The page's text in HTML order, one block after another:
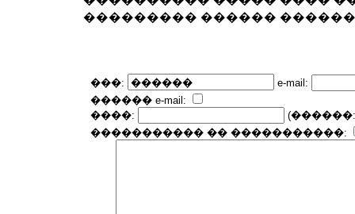
��������� ������
���:
e-mail:
������ e-mail:
����:
(������:
����������� �� �����������: